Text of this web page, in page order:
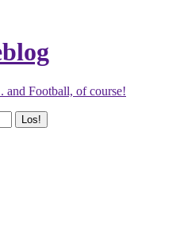
and Football, of course!